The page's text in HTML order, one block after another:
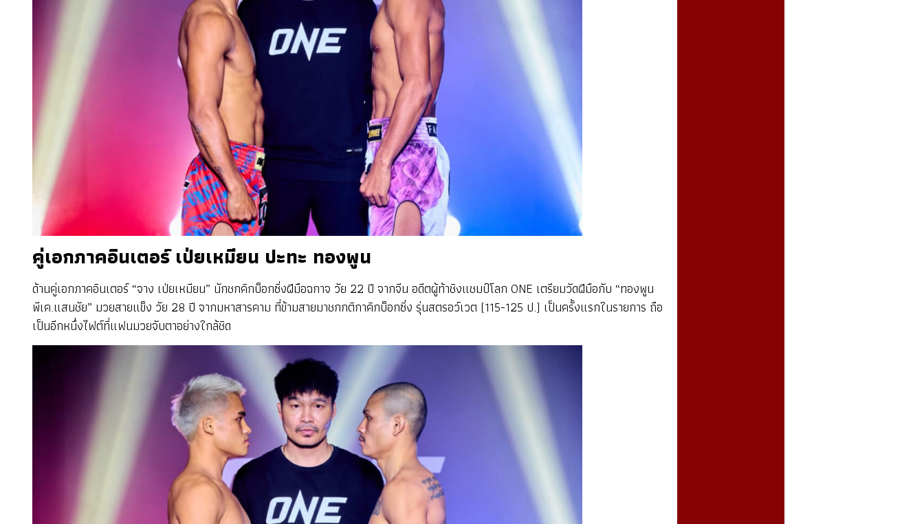
คู่เอกภาคอินเตอร์ เป่ยเหมียน ปะทะ ทองพูน
ด้านคู่เอกภาคอินเตอร์ “จาง เป่ยเหมียน” นักชกคิกบ็อกซิ่งฝีมือฉกาจ วัย 22 ปี จากจีน อดีตผู้ท้าชิงแชมป์โลก ONE เตรียมวัดฝีมือกับ “ทองพูน
พีเค.แสนชัย” มวยสายแข็ง วัย 28 ปี จากมหาสารคาม ที่ข้ามสายมาชกกติกาคิกบ็อกซิ่ง รุ่นสตรอว์เวต (115-125 ป.) เป็นครั้งแรกในรายการ ถือ
เป็นอีกหนึ่งไฟต์ที่แฟนมวยจับตาอย่างใกล้ชิด